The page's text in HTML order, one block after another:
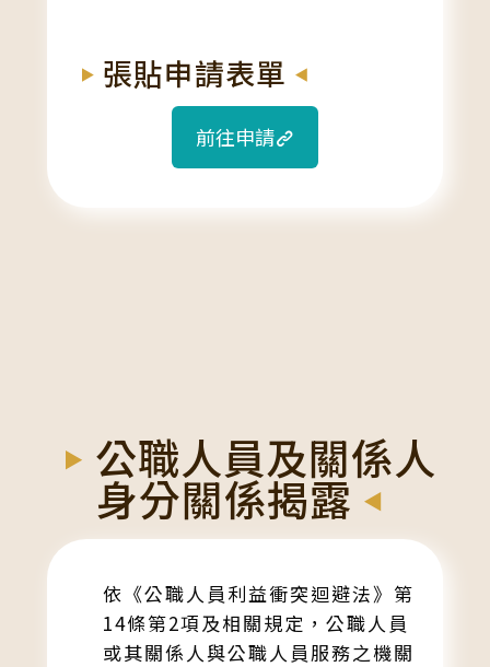
張貼申請表單
前往申請
公職人員及關係人
身分關係揭露
依《公職人員利益衝突迴避法》第
14條第2項及相關規定，公職人員
或其關係人與公職人員服務之機關